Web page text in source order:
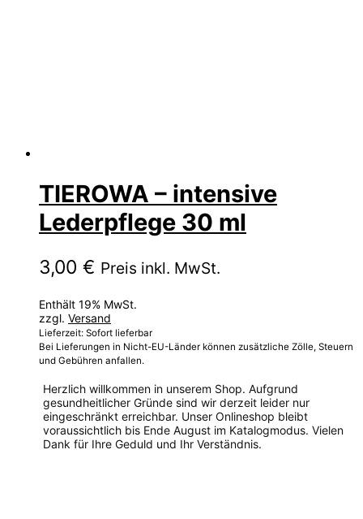
TIEROWA – intensive
Lederpflege 30 ml
3,00 € Preis inkl. MwSt.
Enthält 19% MwSt.
zzgl. Versand
Lieferzeit: Sofort lieferbar
Bei Lieferungen in Nicht-EU-Länder können zusätzliche Zölle, Steuern
und Gebühren anfallen.
Herzlich willkommen in unserem Shop. Aufgrund
gesundheitlicher Gründe sind wir derzeit leider nur
eingeschränkt erreichbar. Unser Onlineshop bleibt
voraussichtlich bis Ende August im Katalogmodus. Vielen
Dank für Ihre Geduld und Ihr Verständnis.